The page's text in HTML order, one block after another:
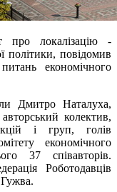
про локалізацію -
політики, повідомив
економічного
Дмитро Наталуха,
колектив,
і груп, голів
економічного
37 співавторів.
Роботодавців